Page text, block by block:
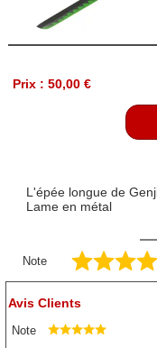
Prix : 50,00 €
L'épée longue de
Lame en métal
Note
Avis Clients
Note